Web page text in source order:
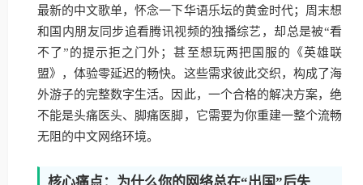
最新的中文歌单，怀念一下华语乐坛的黄金时代；周末想
和国内朋友同步追看腾讯视频的独播综艺，却总是被“看
不了”的提示拒之门外；甚至想玩两把国服的《英雄联
盟》，体验零延迟的畅快。这些需求彼此交织，构成了海
外游子的完整数字生活。因此，一个合格的解决方案，绝
不能是头痛医头、脚痛医脚，它需要为你重建一整个流畅
无阻的中文网络环境。
核心痛点：为什么你的网络总在“出国”后失